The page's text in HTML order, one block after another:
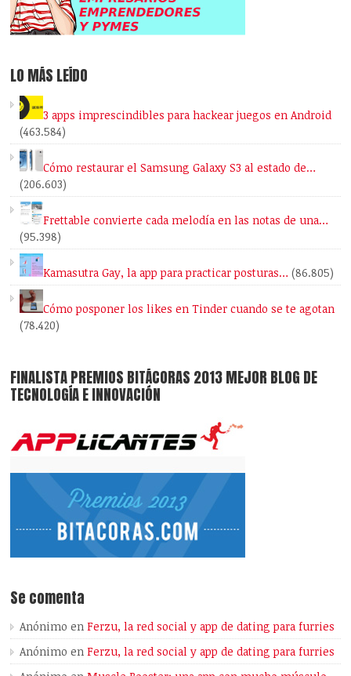
LO MÁS LEÍDO
3 apps imprescindibles para hackear juegos en Android
(463.584)
Cómo restaurar el Samsung Galaxy S3 al estado de…
(206.603)
Frettable convierte cada melodía en las notas de una…
(95.398)
Kamasutra Gay, la app para practicar posturas… (86.805)
Cómo posponer los likes en Tinder cuando se te agotan
(78.420)
FINALISTA PREMIOS BITÁCORAS 2013 MEJOR BLOG DE
TECNOLOGÍA E INNOVACIÓN
Se comenta
Anónimo enFerzu, la red social y app de dating para furries
Anónimo enFerzu, la red social y app de dating para furries